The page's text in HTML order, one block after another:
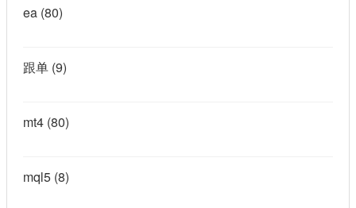
ea (80)
跟单 (9)
mt4 (80)
mql5 (8)